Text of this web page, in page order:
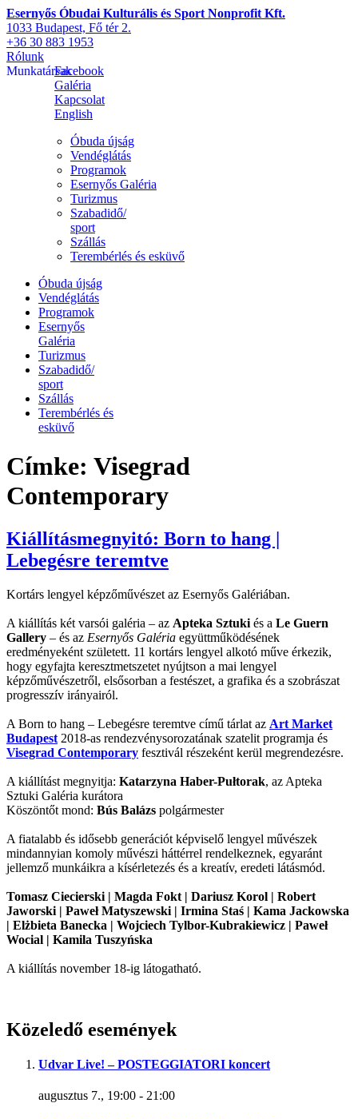
Esernyős Óbudai Kulturális és Sport Nonprofit Kft.
1033 Budapest, Fő tér 2.
+36 30 883 1953
Rólunk
MunkatársakFacebook
Galéria
Kapcsolat
English
Óbuda újság
Vendéglátás
Programok
Esernyős Galéria
Turizmus
Szabadidő/
sport
Szállás
Terembérlés és esküvő
Óbuda újság
Vendéglátás
Programok
Esernyős
Galéria
Turizmus
Szabadidő/
sport
Szállás
Terembérlés és
esküvő
Címke: Visegrad
Contemporary
Kiállításmegnyitó: Born to hang |
Lebegésre teremtve
Kortárs lengyel képzőművészet az Esernyős Galériában.
A kiállítás két varsói galéria – az Apteka Sztuki és a Le Guern
Gallery – és az Esernyős Galéria együttműködésének
eredményeként született. 11 kortárs lengyel alkotó műve érkezik,
hogy egyfajta keresztmetszetet nyújtson a mai lengyel
képzőművészetről, elsősorban a festészet, a grafika és a szobrászat
progresszív irányairól.
A Born to hang – Lebegésre teremtve című tárlat az Art Market
Budapest 2018-as rendezvénysorozatának szatelit programja és
Visegrad Contemporary fesztivál részeként kerül megrendezésre.
A kiállítást megnyitja: Katarzyna Haber-Pułtorak, az Apteka
Sztuki Galéria kurátora
Köszöntőt mond: Bús Balázs polgármester
A fiatalabb és idősebb generációt képviselő lengyel művészek
mindannyian komoly művészi háttérrel rendelkeznek, egyaránt
jellemző munkáikra a kísérletezés és a kreatív, eredeti látásmód.
Tomasz Ciecierski | Magda Fokt | Dariusz Korol | Robert
Jaworski | Paweł Matyszewski | Irmina Staś | Kama Jackowska
| Elżbieta Banecka | Wojciech Tylbor-Kubrakiewicz | Paweł
Wocial | Kamila Tuszyńska
A kiállítás november 18-ig látogatható.
Közeledő események
Udvar Live! – POSTEGGIATORI koncert
augusztus 7., 19:00 - 21:00